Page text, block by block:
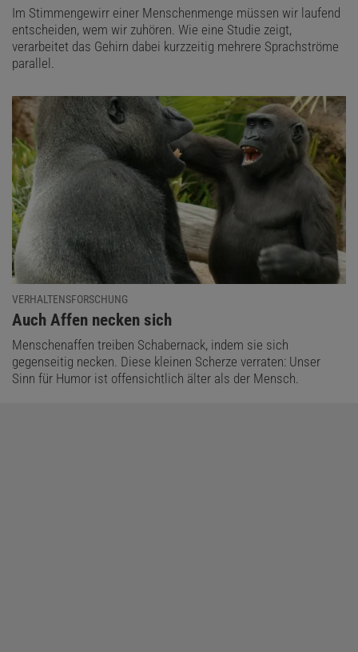
Im Stimmengewirr einer Menschenmenge müssen wir laufend
entscheiden, wem wir zuhören. Wie eine Studie zeigt,
verarbeitet das Gehirn dabei kurzzeitig mehrere Sprachströme
parallel.
VERHALTENSFORSCHUNG
:
Auch Affen necken sich
Menschenaffen treiben Schabernack, indem sie sich
gegenseitig necken. Diese kleinen Scherze verraten: Unser
Sinn für Humor ist offensichtlich älter als der Mensch.